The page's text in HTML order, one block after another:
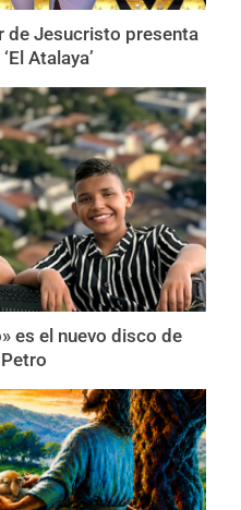
de Jesucristo presenta
Atalaya’
es el nuevo disco de